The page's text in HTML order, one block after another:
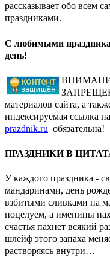
рассказывает обо всем
праздниками.
С любимыми
день!
ВНИМАНИЕ!
материалов сайта, а
индексируемая ссылка
prazdnik.ru обязательна!
ПРАЗДНИКИ В
У каждого праздника -
мандаринами, день
взбитыми сливками на
поцелуем, а именины
счастья пахнет всякий
шлейф этого запаха
растворяясь внутри…